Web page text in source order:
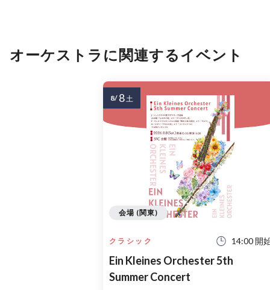
オーケストラに関連するイベント
クラシック 14:00 開
Ein Kleines Orchester 5th
Summer Concert
会場 (関東)
8/ 8土